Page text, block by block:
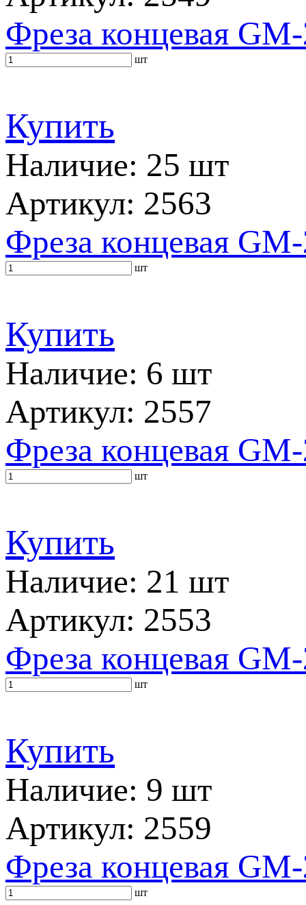
Фреза концевая
шт
Купить
Наличие: 25 шт
Артикул: 2563
Фреза концевая
шт
Купить
Наличие: 6 шт
Артикул: 2557
Фреза концевая
шт
Купить
Наличие: 21 шт
Артикул: 2553
Фреза концевая
шт
Купить
Наличие: 9 шт
Артикул: 2559
Фреза концевая
шт